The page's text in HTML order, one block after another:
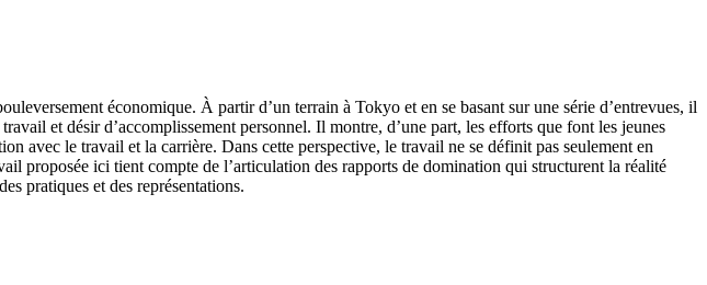
économique. À partir d’un terrain à Tokyo et en se basant sur une série d’entrevues, il
et désir d’accomplissement personnel. Il montre, d’une part, les efforts que font les jeunes
avec le travail et la carrière. Dans cette perspective, le travail ne se définit pas seulement en
proposée ici tient compte de l’articulation des rapports de domination qui structurent la réalité
pratiques et des représentations.